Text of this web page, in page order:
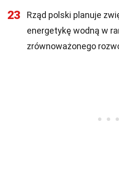
23
Rząd polski planuje
energetykę wodną w
zrównoważonego